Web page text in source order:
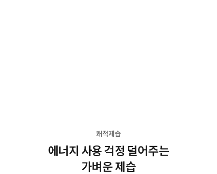
쾌적제습
에너지 사용 걱정 덜어주는
가벼운 제습